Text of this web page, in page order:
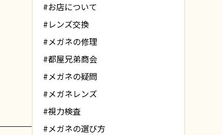
#お店について
#レンズ交換
#メガネの修理
#都屋兄弟商会
#メガネの疑問
#メガネレンズ
#視力検査
#メガネの選び方